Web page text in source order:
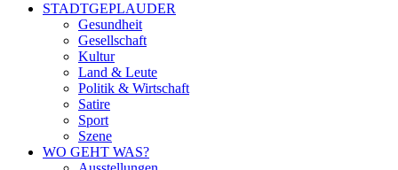
STADTGEPLAUDER
Gesundheit
Gesellschaft
Kultur
Land & Leute
Politik & Wirtschaft
Satire
Sport
Szene
WO GEHT WAS?